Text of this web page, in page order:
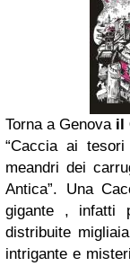
Torna a Genovail
“Caccia ai
meandri dei
Antica”. Una
gigante , infatti
distribuite
intrigante e